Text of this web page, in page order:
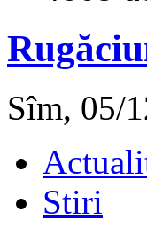
Sîm, 05/
Stiri